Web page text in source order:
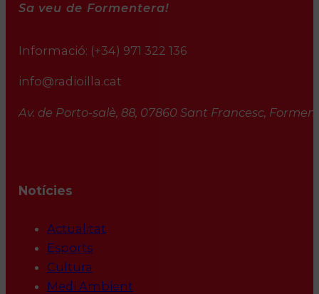
Sa veu de Formentera!
Informació: (+34) 971 322 136
info@radioilla.cat
Av. de Porto-salè, 88, 07860 Sant Francesc,
Notícies
Actualitat
Esports
Cultura
Medi Ambient